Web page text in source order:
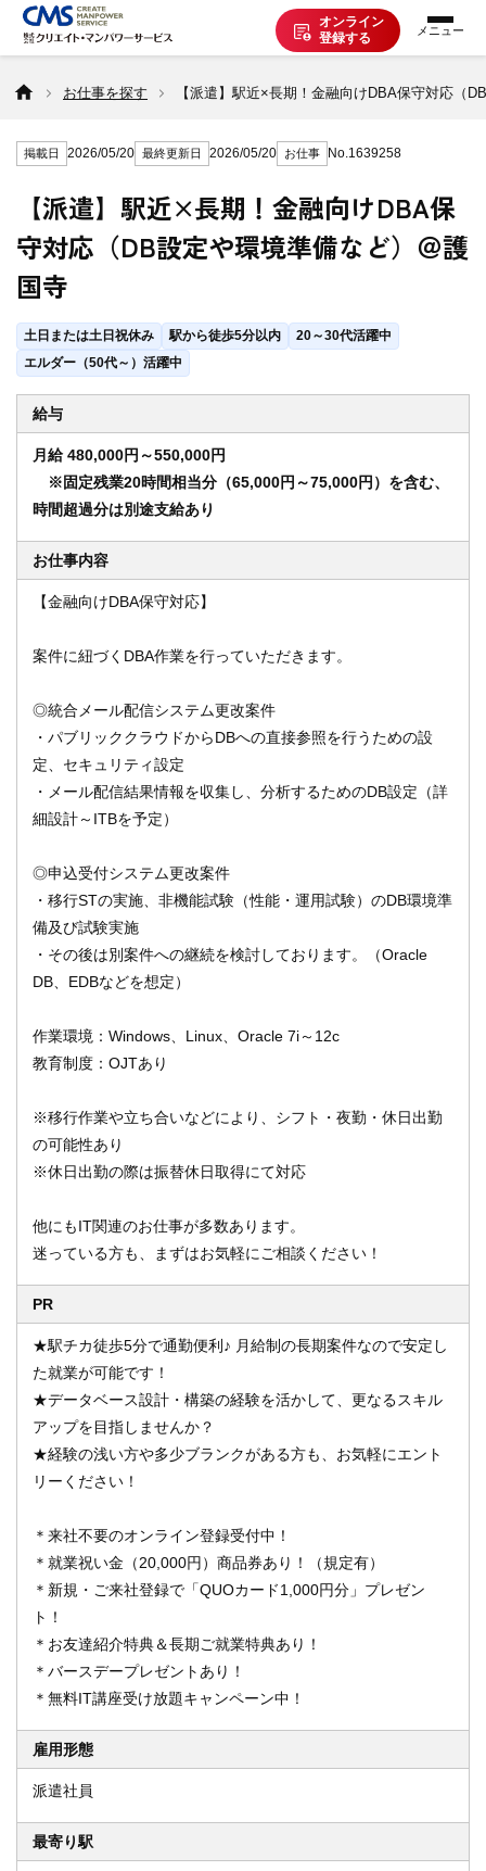
オンライン
登録する
お仕事を探す
派遣で働く
登録の流れ
派遣の知識
企業の方へ
CMSについて
お仕事を探す 【派遣】駅近×長期！金融向けDBA保守対応（
掲載日 2026/05/20 最終更新日 2026/05/20 お仕事 No.1639258
【派遣】駅近×長期！金融向けDBA保
守対応（DB設定や環境準備など）＠護
国寺
土日または土日祝休み 駅から徒歩5分以内
20～30代活躍中
エルダー（50代～）活躍中
給与
月給 480,000円～550,000円
※固定残業20時間相当分（65,000円～75,000円）を含む、
時間超過分は別途支給あり
お仕事内容
【金融向けDBA保守対応】
案件に紐づくDBA作業を行っていただきます。
◎統合メール配信システム更改案件
・パブリッククラウドからDBへの直接参照を行うための設
定、セキュリティ設定
・メール配信結果情報を収集し、分析するためのDB設定（詳
細設計～ITBを予定）
◎申込受付システム更改案件
・移行STの実施、非機能試験（性能・運用試験）のDB環境準
備及び試験実施
・その後は別案件への継続を検討しております。（Oracle
DB、EDBなどを想定）
作業環境：Windows、Linux、Oracle 7i～12c
教育制度：OJTあり
※移行作業や立ち合いなどにより、シフト・夜勤・休日出勤
の可能性あり
※休日出勤の際は振替休日取得にて対応
他にもIT関連のお仕事が多数あります。
迷っている方も、まずはお気軽にご相談ください！
PR
★駅チカ徒歩5分で通勤便利♪ 月給制の長期案件なので安定し
た就業が可能です！
★データベース設計・構築の経験を活かして、更なるスキル
アップを目指しませんか？
★経験の浅い方や多少ブランクがある方も、お気軽にエント
リーください！
＊来社不要のオンライン登録受付中！
＊就業祝い金（20,000円）商品券あり！（規定有）
＊新規・ご来社登録で「QUOカード1,000円分」プレゼン
ト！
＊お友達紹介特典＆長期ご就業特典あり！
＊バースデープレゼントあり！
＊無料IT講座受け放題キャンペーン中！
雇用形態
派遣社員
最寄り駅